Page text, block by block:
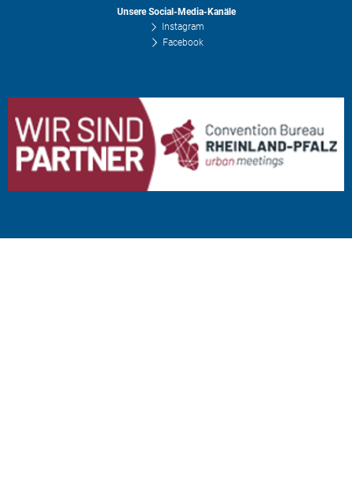
Unsere Social-Media-Kanäle
Instagram
Facebook